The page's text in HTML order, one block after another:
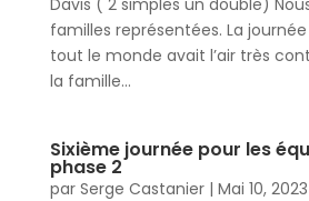
Davis ( 2 simples un double)
familles représentées. La journée
tout le monde avait l’air très
la famille...
Sixième journée pour les
phase 2
par Serge Castanier| Mai 10, 2023